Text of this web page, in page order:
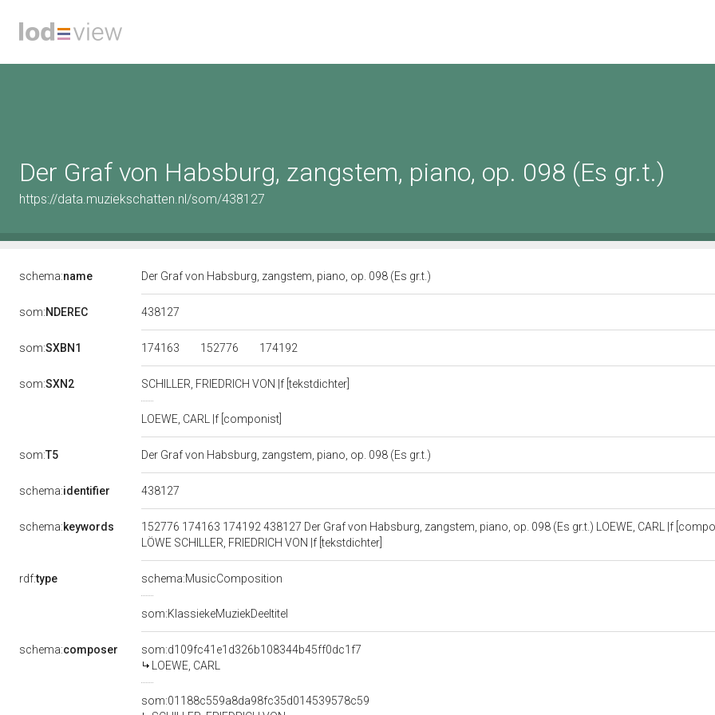
Der Graf von Habsburg, zangstem, piano, op. 098 (Es gr.t.)
https://data.muziekschatten.nl/som/438127
schema:name Der Graf von Habsburg, zangstem, piano, op. 098 (Es gr.t.)
som:NDEREC 438127
som:SXBN1 174163 152776 174192
som:SXN2 SCHILLER, FRIEDRICH VON |f [tekstdichter]
LOEWE, CARL |f [componist]
som:T5 Der Graf von Habsburg, zangstem, piano, op. 098 (Es gr.t.)
schema:identifier 438127
schema:keywords
152776 174163 174192 438127 Der Graf von Habsburg, zangstem, piano, op. 098 (Es gr.t.) LOEWE, CARL |f
LÖWE SCHILLER, FRIEDRICH VON |f [tekstdichter]
rdf:type schema:MusicComposition
som:KlassiekeMuziekDeeltitel
schema:composer
som:d109fc41e1d326b108344b45ff0dc1f7
LOEWE, CARL
som:01188c559a8da98fc35d014539578c59